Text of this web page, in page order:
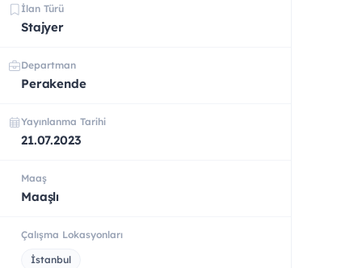
İlan Türü
Stajyer
Departman
Perakende
Yayınlanma Tarihi
21.07.2023
Maaş
Maaşlı
Çalışma Lokasyonları
İstanbul